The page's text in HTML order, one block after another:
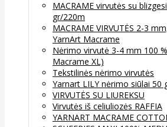
MACRAME virvutės su
gr/220m
MACRAME VIRVUTĖS 2-3
YarnArt Macrame
Nėrimo virvutė 3-4 mm 100
Macrame XL)
Tekstilinės nėrimo virvutės
Yarnart LILY nėrimo siūlai 50
VIRVUTĖS SU LIUREKSU
Virvutės iš celiuliozės RAFFIA
YARNART MACRAME